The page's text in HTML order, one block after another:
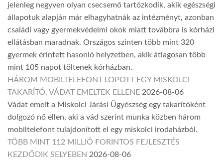
jelenleg negyven olyan csecsemő tartózkodik, akik egészségi
állapotuk alapján már elhagyhatnák az intézményt, azonban
családi vagy gyermekvédelmi okok miatt továbbra is kórházi
ellátásban maradnak. Országos szinten több mint 320
gyermek érintett hasonló helyzetben, akik átlagosan több
mint 105 napot töltenek kórházban.
HÁROM MOBILTELEFONT LOPOTT EGY MISKOLCI
TAKARÍTÓ, VÁDAT EMELTEK ELLENE 2026-08-06
Vádat emelt a Miskolci Járási Ügyészség egy takarítóként
dolgozó nő ellen, aki a vád szerint munka közben három
mobiltelefont tulajdonított el egy miskolci irodaházból.
TÖBB MINT 112 MILLIÓ FORINTOS FEJLESZTÉS
KEZDŐDIK SELYEBEN 2026-08-06